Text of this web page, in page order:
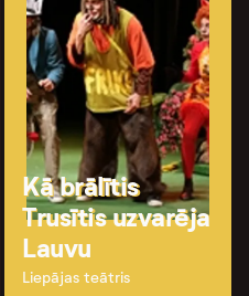
Kā brālītis
Trusītis uzvarēja
Lauvu
Liepājas teātris